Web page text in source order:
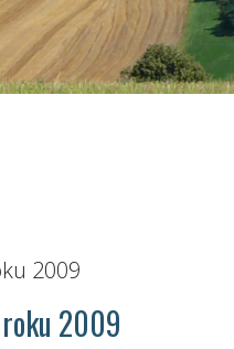
2009
2009